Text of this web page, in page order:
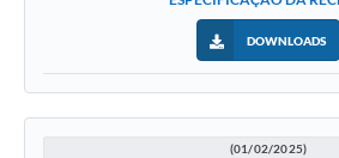
DOWNLOADS
(01/02/2025)